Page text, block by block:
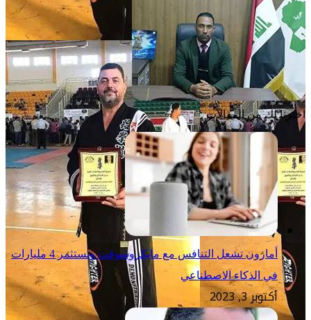
اخترنا لك من المقالات
أمازون تشعل التنافس مع مايكروسوفت وتستثمر 4 مليارات
في الذكاء الاصطناعي
أكتوبر 3, 2023